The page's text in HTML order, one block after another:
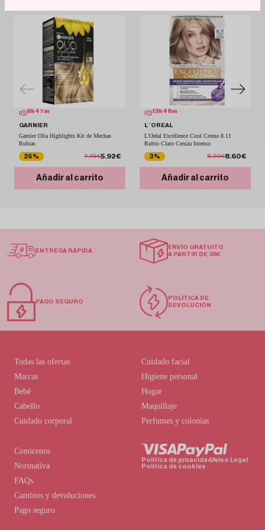
8 h 47 m
GARNIER
Garnier Olia Highlights Kit de Mechas
Rubias
26%
7.95€5.92€
Añadir al carrito
13 h 48m
L´OREAL
L'Oréal Excellence Cool Creme 8.11
Rubio Claro Ceniza Intenso
3%
8.90€8.60€
Añadir al carrito
ENTREGA RÁPIDA
ENVÍO GRATUITO
A PARTIR DE 35€
PAGO SEGURO
POLÍTICA DE
DEVOLUCIÓN
Conócenos
Normativa
FAQs
Cambios y devoluciones
Pago seguro
Todas las ofertas
Marcas
Bebé
Cabello
Cuidado corporal
Cuidado facial
Higiene personal
Hogar
Maquillaje
Perfumes y colonias
Política de privacidadAviso Legal
Política de cookies